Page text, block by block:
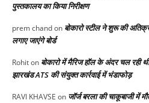
पुस्तकालय का किया निरीक्षण
prem chandon बोकारो स्टील ने शुरू की
लगाए जाएंगे बोर्ड
Rohiton बोकारो में मैरिज हॉल के अंदर चल रही
झारखंड ATS की संयुक्त कार्रवाई में भंडाफोड़
RAVI KHAVSE on जॉर्ज बरला की चाकूबाजी में